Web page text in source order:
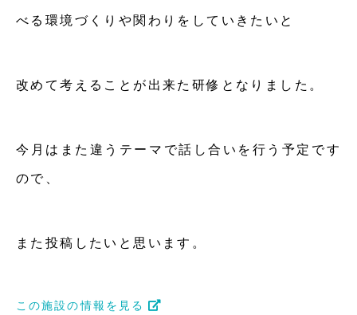
べる環境づくりや関わりをしていきたいと
改めて考えることが出来た研修となりました。
今月はまた違うテーマで話し合いを行う予定です
ので、
また投稿したいと思います。
この施設の情報を見る